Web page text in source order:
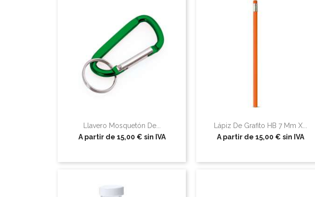
Llavero Mosquetón De...
A partir de 15,00 € sin IVA
Lápiz De Grafito HB 7 Mm X...
A partir de 15,00 € sin IVA